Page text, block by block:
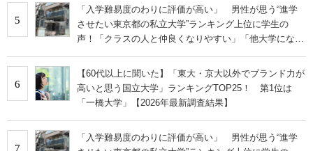
5
「入学難易度のわりに評価が高い」 男性が思う“進学
させたい東京都の私立大学”ランキング上位に学生の
声！「クラスの人と仲良くなりやすい」「他大学にない
6
【60代以上に聞いた】「東大・京大以外でブランド力が
高いと思う国立大学」ランキングTOP25！ 第1位は
「一橋大学」【2026年最新調査結果】
7
「入学難易度のわりに評価が高い」 男性が思う“進学